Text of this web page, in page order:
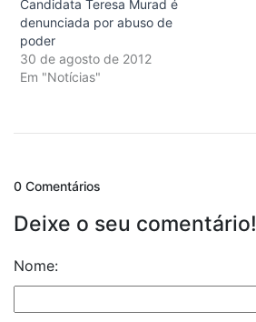
Candidata Teresa Murad é
denunciada por abuso de
poder
30 de agosto de 2012
Em "Notícias"
0 Comentários
Deixe o seu comentário!
Nome: